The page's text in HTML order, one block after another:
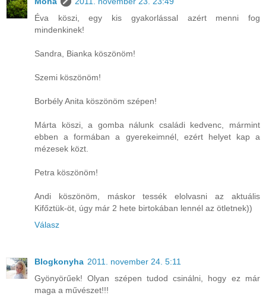
Éva köszi, egy kis gyakorlással azért menni fog
mindenkinek!
Sandra, Bianka köszönöm!
Szemi köszönöm!
Borbély Anita köszönöm szépen!
Márta köszi, a gomba nálunk családi kedvenc, mármint
ebben a formában a gyerekeimnél, ezért helyet kap a
mézesek közt.
Petra köszönöm!
Andi köszönöm, máskor tessék elolvasni az aktuális
Kifőztük-öt, úgy már 2 hete birtokában lennél az ötletnek))
Válasz
Blogkonyha 2011. november 24. 5:11
Gyönyörűek! Olyan szépen tudod csinálni, hogy ez már
maga a művészet!!!